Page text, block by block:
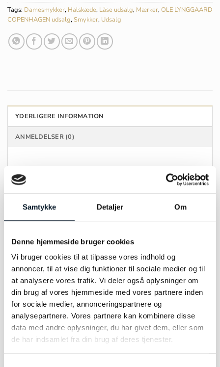
Samtykke Detaljer Om
Denne hjemmeside bruger cookies
Vi bruger cookies til at tilpasse vores indhold og
annoncer, til at vise dig funktioner til sociale medier og til
at analysere vores trafik. Vi deler også oplysninger om
din brug af vores hjemmeside med vores partnere inden
for sociale medier, annonceringspartnere og
analysepartnere. Vores partnere kan kombinere disse
data med andre oplysninger, du har givet dem, eller som
de har indsamlet fra din brug af deres tjenester.
Tags: Damesmykker, Halskæde, Låse udsalg, Mærker,OLE LYNGGAARD
COPENHAGEN udsalg, Smykker, Udsalg
YDERLIGERE INFORMATION
ANMELDELSER (0)
MÆRKE OLE LYNGGAARD COPENHAGEN
STØRRELSE 92cm
MATERIALE Sølv
STEN røg kvarts
RELATEREDE VARER
-45%